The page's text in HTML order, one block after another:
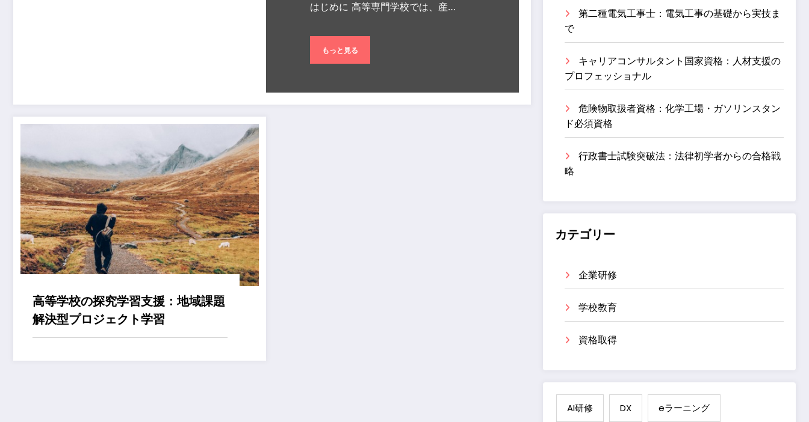
はじめに 高等専門学校では、産…
もっと見る
高等学校の探究学習支援：地域課題
解決型プロジェクト学習
第二種電気工事士：電気工事の基礎から実技ま
で
キャリアコンサルタント国家資格：人材支援の
プロフェッショナル
危険物取扱者資格：化学工場・ガソリンスタン
ド必須資格
行政書士試験突破法：法律初学者からの合格戦
略
カテゴリー
企業研修
学校教育
資格取得
AI研修 DX eラーニング